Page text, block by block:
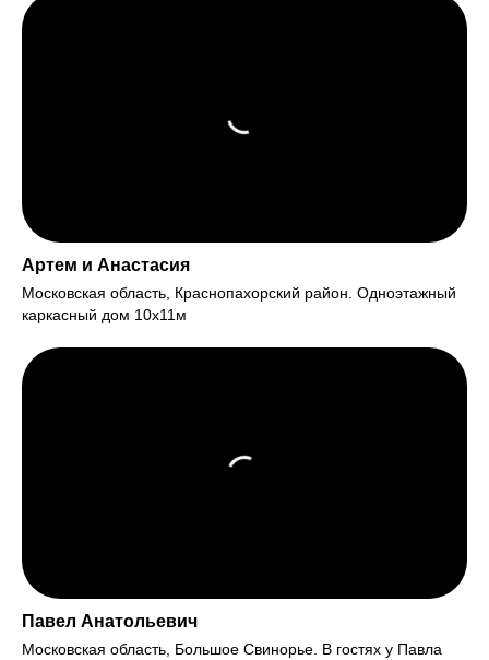
Артем и Анастасия
Московская область, Краснопахорский район. Одноэтажный
каркасный дом 10х11м
Павел Анатольевич
Московская область, Большое Свинорье. В гостях у Павла